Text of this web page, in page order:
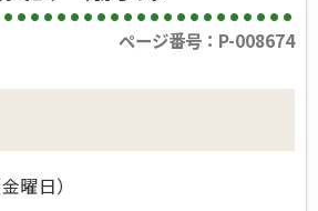
ページ番号：P-008674
曜日）